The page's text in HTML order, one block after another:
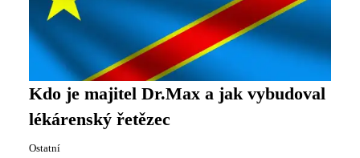
Kdo je majitel Dr.Max a jak vybudoval
lékárenský řetězec
Ostatní